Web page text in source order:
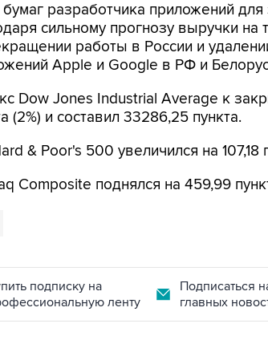
разработчика приложений для
сильному прогнозу выручки
работы в России и
Apple и Google в РФ и
Dow Jones Industrial Average к
(2%) и составил 33286,25 пункта.
& Poor's 500 увеличился на 107,18
Composite поднялся на 459,99
подписку на
ленту
Подписаться
главных